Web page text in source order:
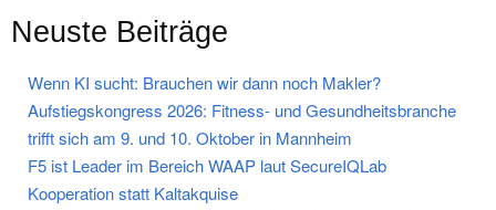
Neuste Beiträge
Wenn KI sucht: Brauchen wir dann noch Makler?
Aufstiegskongress 2026: Fitness- und Gesundheitsbranche
trifft sich am 9. und 10. Oktober in Mannheim
F5 ist Leader im Bereich WAAP laut SecureIQLab
Kooperation statt Kaltakquise